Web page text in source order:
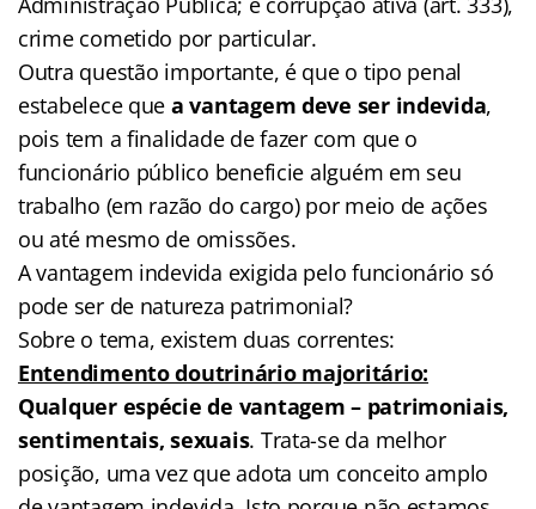
crime cometido por particular.
Outra questão importante, é que o tipo penal
estabelece que a vantagem deve ser indevida,
pois tem a finalidade de fazer com que o
funcionário público beneficie alguém em seu
trabalho (em razão do cargo) por meio de ações
ou até mesmo de omissões.
A vantagem indevida exigida pelo funcionário só
pode ser de natureza patrimonial?
Sobre o tema, existem duas correntes:
Entendimento doutrinário majoritário:
Qualquer espécie de vantagem – patrimoniais,
sentimentais, sexuais. Trata-se da melhor
posição, uma vez que adota um conceito amplo